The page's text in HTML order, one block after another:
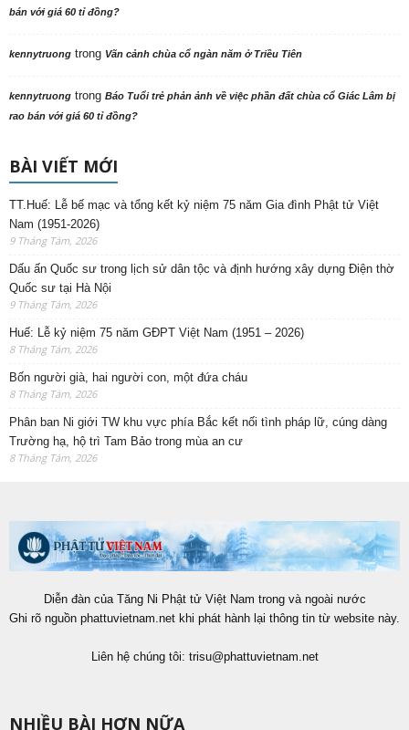
bán với giá 60 tỉ đồng?
kennytruong trong Vãn cảnh chùa cổ ngàn năm ở Triều Tiên
kennytruong trong Báo Tuổi trẻ phản ảnh về việc phần đất chùa cổ Giác Lâm bị
rao bán với giá 60 tỉ đồng?
BÀI VIẾT MỚI
TT.Huế: Lễ bế mạc và tổng kết kỷ niệm 75 năm Gia đình Phật tử Việt
Nam (1951-2026)
9 Tháng Tám, 2026
Dấu ấn Quốc sư trong lịch sử dân tộc và định hướng xây dựng Điện thờ
Quốc sư tại Hà Nội
9 Tháng Tám, 2026
Huế: Lễ kỷ niệm 75 năm GĐPT Việt Nam (1951 – 2026)
8 Tháng Tám, 2026
Bốn người già, hai người con, một đứa cháu
8 Tháng Tám, 2026
Phân ban Ni giới TW khu vực phía Bắc kết nối tình pháp lữ, cúng dàng
Trường hạ, hộ trì Tam Bảo trong mùa an cư
8 Tháng Tám, 2026
Diễn đàn của Tăng Ni Phật tử Việt Nam trong và ngoài nước
Ghi rõ nguồn phattuvietnam.net khi phát hành lại thông tin từ website này.
Liên hệ chúng tôi: trisu@phattuvietnam.net
NHIỀU BÀI HƠN NỮA